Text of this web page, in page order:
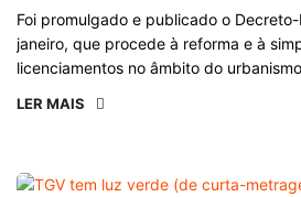
Foi promulgado e publicado o
janeiro, que procede à reforma e à
licenciamentos no âmbito do
LER MAIS